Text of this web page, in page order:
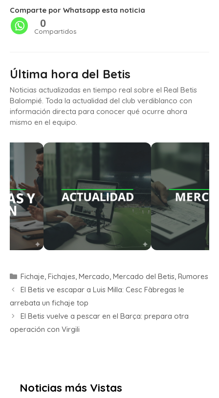
Comparte por Whatsapp esta noticia
0
Compartidos
Última hora del Betis
Noticias actualizadas en tiempo real sobre el Real Betis
Balompié. Toda la actualidad del club verdiblanco con
información directa para conocer qué ocurre ahora
mismo en el equipo.
Fichaje Fichajes Mercado Mercado del Betis Rumores
El Betis ve escapar a Luis Milla: Cesc Fàbregas le
arrebata un fichaje top
El Betis vuelve a pescar en el Barça: prepara otra
operación con Virgili
Noticias más Vistas